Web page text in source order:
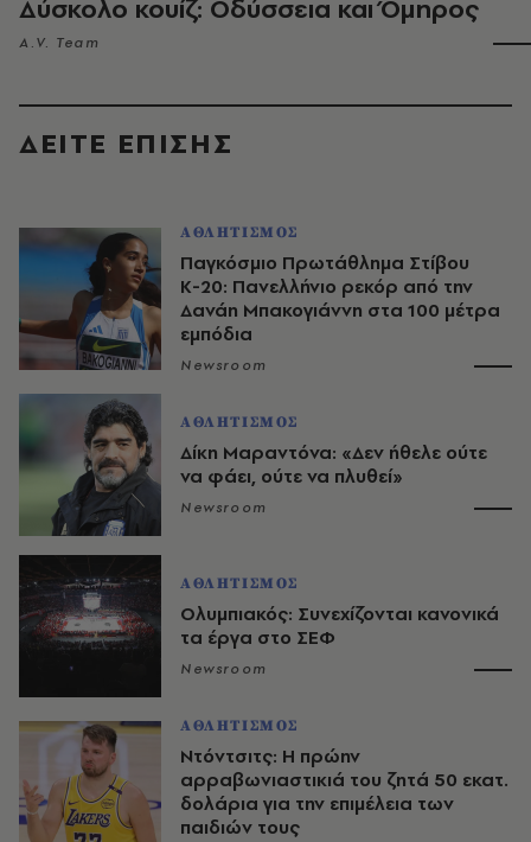
Δύσκολο κουίζ: Οδύσσεια και Όμηρος
A.V. Team
ΔΕΙΤΕ ΕΠΙΣΗΣ
ΑΘΛΗΤΙΣΜΟΣ
Παγκόσμιο Πρωτάθλημα Στίβου
Κ-20: Πανελλήνιο ρεκόρ από την
Δανάη Μπακογιάννη στα 100 μέτρα
εμπόδια
Newsroom
ΑΘΛΗΤΙΣΜΟΣ
Δίκη Μαραντόνα: «Δεν ήθελε ούτε
να φάει, ούτε να πλυθεί»
Newsroom
ΑΘΛΗΤΙΣΜΟΣ
Ολυμπιακός: Συνεχίζονται κανονικά
τα έργα στο ΣΕΦ
Newsroom
ΑΘΛΗΤΙΣΜΟΣ
Ντόντσιτς: Η πρώην
αρραβωνιαστικιά του ζητά 50 εκατ.
δολάρια για την επιμέλεια των
παιδιών τους